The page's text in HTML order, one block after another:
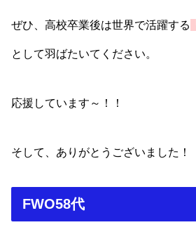
ぜひ、高校卒業後は世界で活躍する
として羽ばたいてください。
応援しています～！！
そして、ありがとうございました！
FWO58代